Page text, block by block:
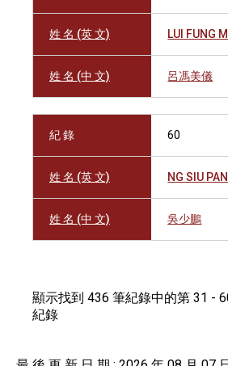
姓 名 (英 文) LUI FUNG
姓 名 (中 文) 呂馮美儀
紀 錄 60
姓 名 (英 文) NG SIU
姓 名 (中 文) 吳少鵬
顯示找到 436 筆紀錄中的第 31 -
紀錄